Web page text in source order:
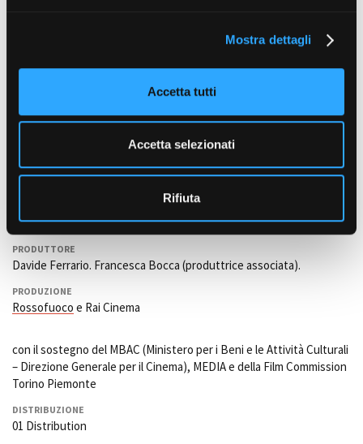
Mostra dettagli
Accetta tutti
Accetta selezionati
Rifiuta
ALTRI CREDITS
Marzia Milanesi - Comunicazione per il Cinema (Ufficio stampa)
DIRETTORE DI PRODUZIONE
Federico Mazzola,Emanuela Minoli
Ladis Zanini
PRODUTTORE
Davide Ferrario. Francesca Bocca (produttrice associata).
PRODUZIONE
Rossofuoco e Rai Cinema
con il sostegno del MBAC (Ministero per i Beni e le Attività Culturali
– Direzione Generale per il Cinema), MEDIA e della Film Commission
Torino Piemonte
DISTRIBUZIONE
01 Distribution